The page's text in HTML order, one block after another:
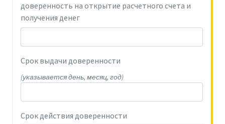
доверенность на открытие расчетного счета и
получения денег
Срок выдачи доверенности
(указывается день, месяц, год)
Срок действия доверенности